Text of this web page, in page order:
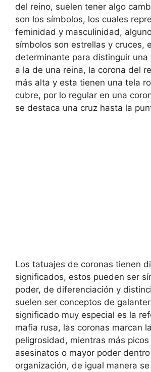
del reino, suelen tener algo
son los símbolos, los cuales
feminidad y masculinidad,
símbolos son estrellas y cruces,
determinante para distinguir una
a la de una reina, la corona del
más alta y esta tienen una tela
cubre, por lo regular en una
se destaca una cruz hasta la
Los tatuajes de coronas tienen
significados, estos pueden ser
poder, de diferenciación y
suelen ser conceptos de
significado muy especial es la
mafia rusa, las coronas marcan
peligrosidad, mientras más picos
asesinatos o mayor poder
organización, de igual manera